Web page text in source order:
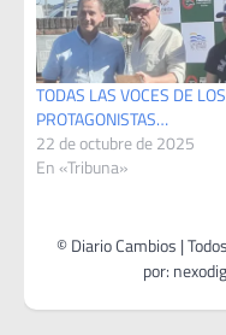
TODAS LAS VOCES DE LOS
PROTAGONISTAS…
22 de octubre de 2025
En «Tribuna»